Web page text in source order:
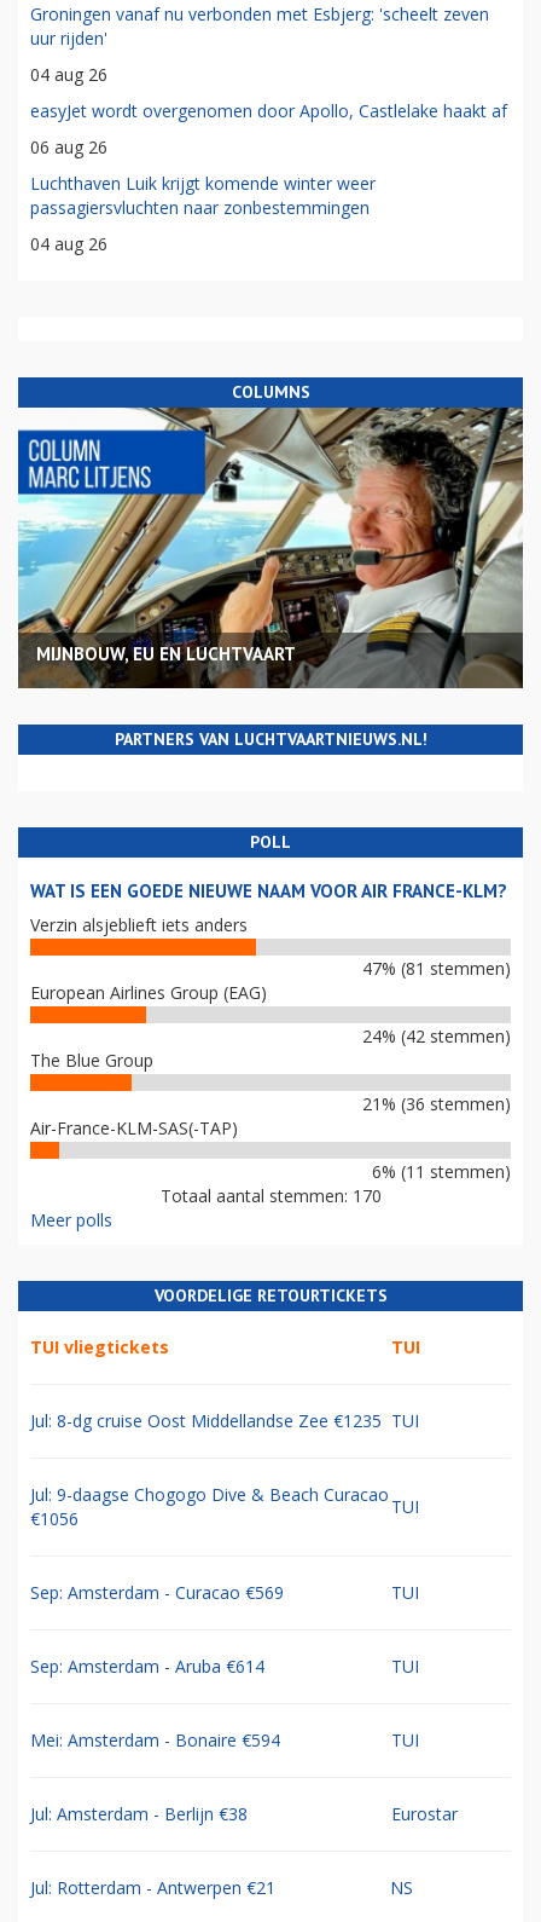
Groningen vanaf nu verbonden met Esbjerg: 'scheelt zeven
uur rijden'
04 aug 26
easyJet wordt overgenomen door Apollo, Castlelake haakt af
06 aug 26
Luchthaven Luik krijgt komende winter weer
passagiersvluchten naar zonbestemmingen
04 aug 26
COLUMNS
MIJNBOUW, EU EN LUCHTVAART
PARTNERS VAN LUCHTVAARTNIEUWS.NL!
POLL
WAT IS EEN GOEDE NIEUWE NAAM VOOR AIR FRANCE-KLM?
Verzin alsjeblieft iets anders
47% (81 stemmen)
European Airlines Group (EAG)
24% (42 stemmen)
The Blue Group
21% (36 stemmen)
Air-France-KLM-SAS(-TAP)
6% (11 stemmen)
Totaal aantal stemmen: 170
Meer polls
VOORDELIGE RETOURTICKETS
TUI vliegtickets TUI
Jul: 8-dg cruise Oost Middellandse Zee €1235 TUI
Jul: 9-daagse Chogogo Dive & Beach Curacao
€1056
TUI
Sep: Amsterdam - Curacao €569 TUI
Sep: Amsterdam - Aruba €614 TUI
Mei: Amsterdam - Bonaire €594 TUI
Jul: Amsterdam - Berlijn €38 Eurostar
Jul: Rotterdam - Antwerpen €21 NS